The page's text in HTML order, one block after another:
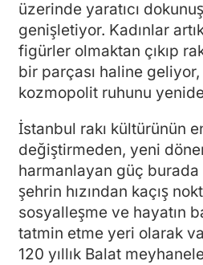
üzerinde yaratıcı
genişletiyor. Kadınlar
figürler olmaktan çıkıp
bir parçası haline
kozmopolit ruhunu
İstanbul rakı kültürünün
değiştirmeden, yeni
harmanlayan güç burada
şehrin hızından kaçış
sosyalleşme ve hayatın
tatmin etme yeri olarak
120 yıllık Balat